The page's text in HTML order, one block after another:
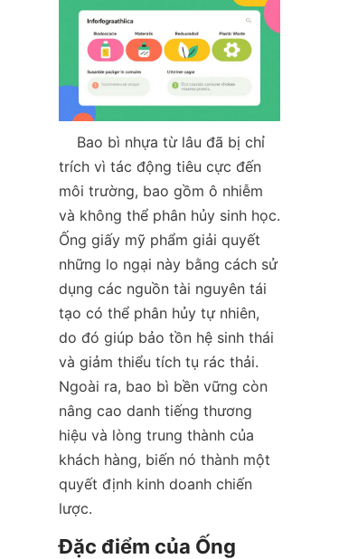
trích vì tác động tiêu cực đến
môi trường, bao gồm ô nhiễm
và không thể phân hủy sinh học.
Ống giấy mỹ phẩm giải quyết
những lo ngại này bằng cách sử
dụng các nguồn tài nguyên tái
tạo có thể phân hủy tự nhiên,
do đó giúp bảo tồn hệ sinh thái
và giảm thiểu tích tụ rác thải.
Ngoài ra, bao bì bền vững còn
nâng cao danh tiếng thương
hiệu và lòng trung thành của
khách hàng, biến nó thành một
quyết định kinh doanh chiến
lược.
Đặc điểm của Ống